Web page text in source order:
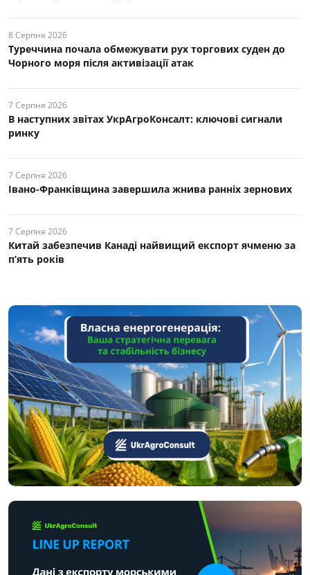
8 Серпня 2026
Туреччина почала обмежувати рух торгових суден до
Чорного моря після активізації атак
7 Серпня 2026
В наступних звітах УкрАгроКонсалт: ключові cигнали
ринку
7 Серпня 2026
Івано-Франківщина завершила жнива ранніх зернових
7 Серпня 2026
Китай забезпечив Канаді найвищий експорт ячменю за
п’ять років